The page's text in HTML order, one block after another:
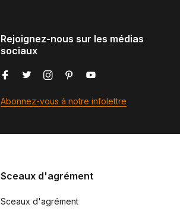
Rejoignez-nous sur les médias
sociaux
Abonnez-vous à notre infolettre
Sceaux d'agrément
Sceaux d'agrément